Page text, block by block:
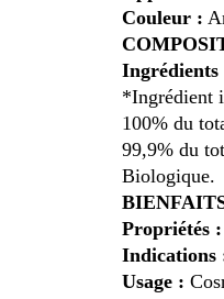
Couleur :
Ingrédients
*Ingrédient
100% du
99,9% du
Biologique.
Propriétés :
Indications
Usage :